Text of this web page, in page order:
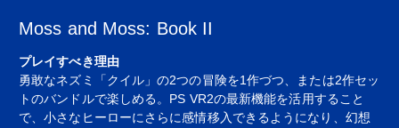
Moss and Moss: Book II
プレイすべき理由
勇敢なネズミ「クイル」の2つの冒険を1作づつ、または2作セッ
トのバンドルで楽しめる。PS VR2の最新機能を活用すること
で、小さなヒーローにさらに感情移入できるようになり、幻想